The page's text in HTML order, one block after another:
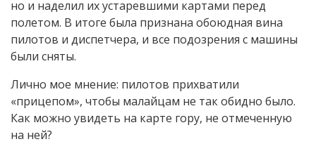
но и наделил их устаревшими картами перед
полетом. В итоге была признана обоюдная вина
пилотов и диспетчера, и все подозрения с машины
были сняты.
Лично мое мнение: пилотов прихватили
«прицепом», чтобы малайцам не так обидно было.
Как можно увидеть на карте гору, не отмеченную
на ней?